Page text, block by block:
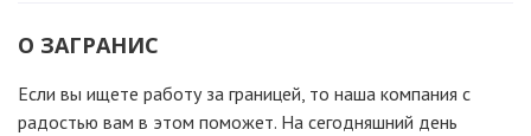
О ЗАГРАНИС
Если вы ищете работу за границей, то наша компания c
радостью вам в этом поможет. На сегодняшний день